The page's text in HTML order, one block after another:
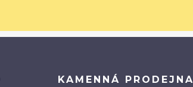
KAMENNÁ PRODEJNA